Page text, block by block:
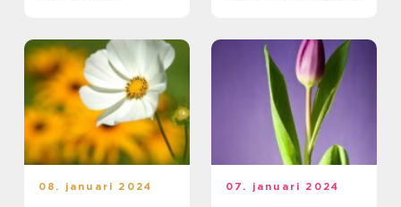
08. januari 2024 07. januari 2024